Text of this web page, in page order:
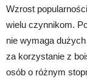
Wzrost
wielu czynnikom.
nie wymaga
za korzystanie z
osób o różnym